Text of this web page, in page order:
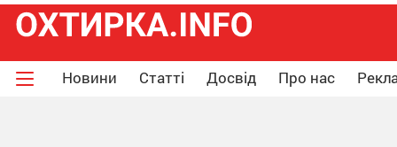
Новини Статті Досвід Про нас